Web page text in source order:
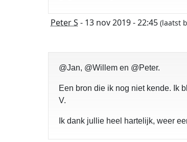
Peter S - 13 nov 2019 - 22:45 (laatst
@Jan, @Willem en @Peter.
Een bron die ik nog niet kende. Ik
V.
Ik dank jullie heel hartelijk, weer